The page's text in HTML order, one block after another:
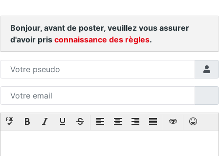
Bonjour, avant de poster, veuillez vous assurer
d'avoir pris connaissance des règles.